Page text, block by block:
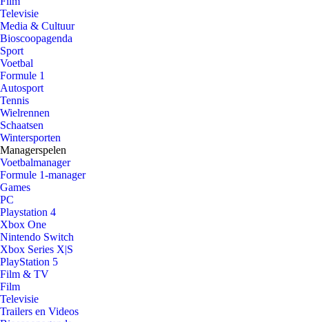
Televisie
Media & Cultuur
Bioscoopagenda
Sport
Voetbal
Formule 1
Autosport
Tennis
Wielrennen
Schaatsen
Wintersporten
Managerspelen
Voetbalmanager
Formule 1-manager
Games
PC
Playstation 4
Xbox One
Nintendo Switch
Xbox Series X|S
PlayStation 5
Film & TV
Film
Televisie
Trailers en Videos